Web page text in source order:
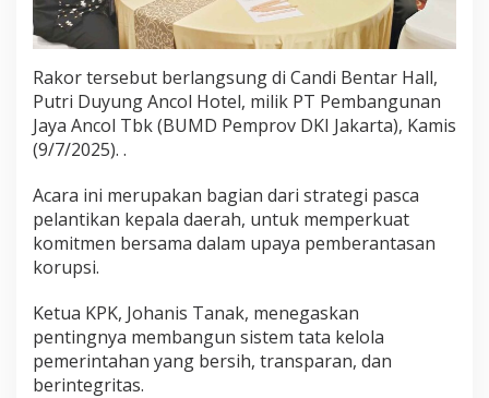
Rakor tersebut berlangsung di Candi Bentar Hall,
Putri Duyung Ancol Hotel, milik PT Pembangunan
Jaya Ancol Tbk (BUMD Pemprov DKI Jakarta), Kamis
(9/7/2025). .
Acara ini merupakan bagian dari strategi pasca
pelantikan kepala daerah, untuk memperkuat
komitmen bersama dalam upaya pemberantasan
korupsi.
Ketua KPK, Johanis Tanak, menegaskan
pentingnya membangun sistem tata kelola
pemerintahan yang bersih, transparan, dan
berintegritas.